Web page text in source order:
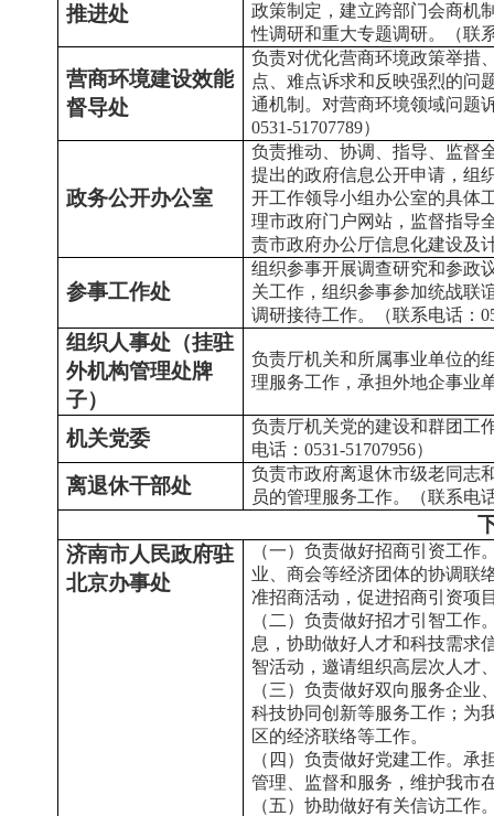
推进处
政策制定，建立跨部门会商机
性调研和重大专题调研。（联
营商环境建设效能
督导处
负责对优化营商环境政策举措
点、难点诉求和反映强烈的问
通机制。对营商环境领域问题
0531-51707789）
政务公开办公室
负责推动、协调、指导、监督
提出的政府信息公开申请，组
开工作领导小组办公室的具体
理市政府门户网站，监督指导
责市政府办公厅信息化建设及
参事工作处
组织参事开展调查研究和参政
关工作，组织参事参加统战联
调研接待工作。（联系电话：
组织人事处（挂驻
外机构管理处牌
子）
负责厅机关和所属事业单位的
理服务工作，承担外地企事业
机关党委
负责厅机关党的建设和群团工
电话：0531-51707956）
离退休干部处
负责市政府离退休市级老同志
员的管理服务工作。（联系电
济南市人民政府驻
北京办事处
（一）负责做好招商引资工
业、商会等经济团体的协调联
准招商活动，促进招商引资项
（二）负责做好招才引智工
息，协助做好人才和科技需求
智活动，邀请组织高层次人才
（三）负责做好双向服务企
科技协同创新等服务工作；为
区的经济联络等工作。
（四）负责做好党建工作。
管理、监督和服务，维护我市
（五）协助做好有关信访工